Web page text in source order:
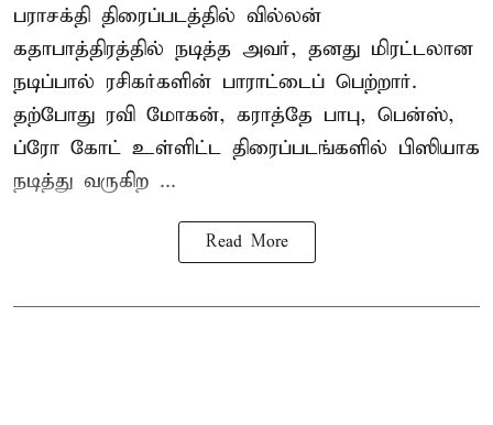
பராசக்தி திரைப்படத்தில் வில்லன்
கதாபாத்திரத்தில் நடித்த அவர், தனது மிரட்டலான
நடிப்பால் ரசிகர்களின் பாராட்டைப் பெற்றார்.
தற்போது ரவி மோகன், கராத்தே பாபு, பென்ஸ்,
ப்ரோ கோட் உள்ளிட்ட திரைப்படங்களில் பிஸியாக
நடித்து வருகிற ...
Read More